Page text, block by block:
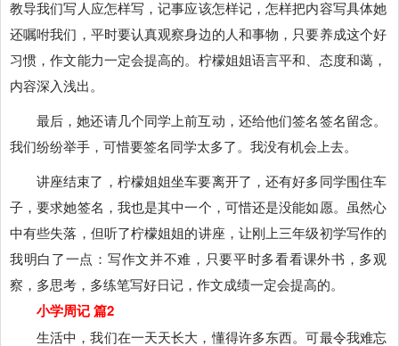
教导我们写人应怎样写，记事应该怎样记，怎样把内容写具体她
还嘱咐我们，平时要认真观察身边的人和事物，只要养成这个好
习惯，作文能力一定会提高的。柠檬姐姐语言平和、态度和蔼，
内容深入浅出。
最后，她还请几个同学上前互动，还给他们签名签名留念。
我们纷纷举手，可惜要签名同学太多了。我没有机会上去。
讲座结束了，柠檬姐姐坐车要离开了，还有好多同学围住车
子，要求她签名，我也是其中一个，可惜还是没能如愿。虽然心
中有些失落，但听了柠檬姐姐的讲座，让刚上三年级初学写作的
我明白了一点：写作文并不难，只要平时多看看课外书，多观
察，多思考，多练笔写好日记，作文成绩一定会提高的。
小学周记 篇2
生活中，我们在一天天长大，懂得许多东西。可最令我难忘